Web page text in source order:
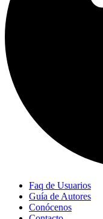
Faq de Usuarios
Guía de Autores
Conócenos